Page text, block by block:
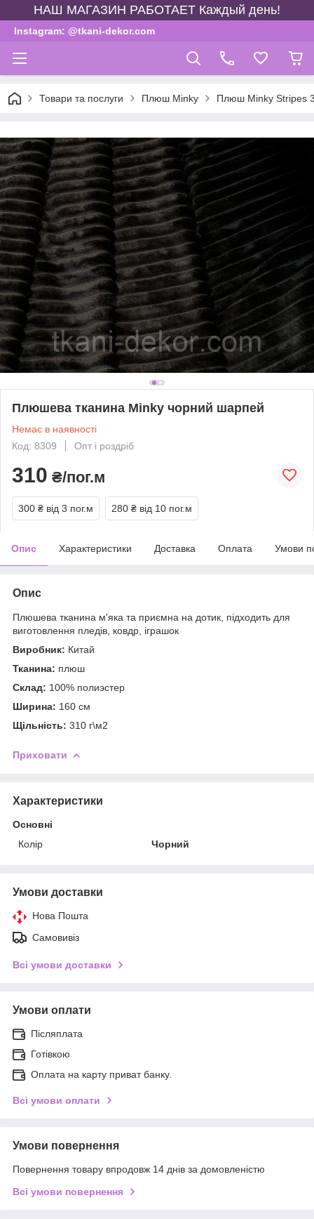
НАШ МАГАЗИН РАБОТАЕТ Каждый день!
Instagram: @tkani-dekor.com
Товари та послуги Плюш Minky Плюш Minky Stripes
Плюшева тканина Minky чорний шарпей
Немає в наявності
Код: 8309
Опт і роздріб
310 ₴/пог.м
300 ₴ від 3 пог.м 280 ₴ від 10 пог.м
Опис Характеристики Доставка Оплата Умови
Опис
Плюшева тканина м'яка та приємна на дотик, підходить для
виготовлення пледів, ковдр, іграшок
Виробник: Китай
Тканина: плюш
Склад: 100% полиэстер
Ширина: 160 см
Щільність: 310 г\м2
Приховати
Характеристики
Основні
Колір
Чорний
Умови доставки
Нова Пошта
Самовивіз
Всі умови доставки
Умови оплати
Післяплата
Готівкою
Оплата на карту приват банку.
Всі умови оплати
Умови повернення
Повернення товару впродовж 14 днів за домовленістю
Всі умови повернення